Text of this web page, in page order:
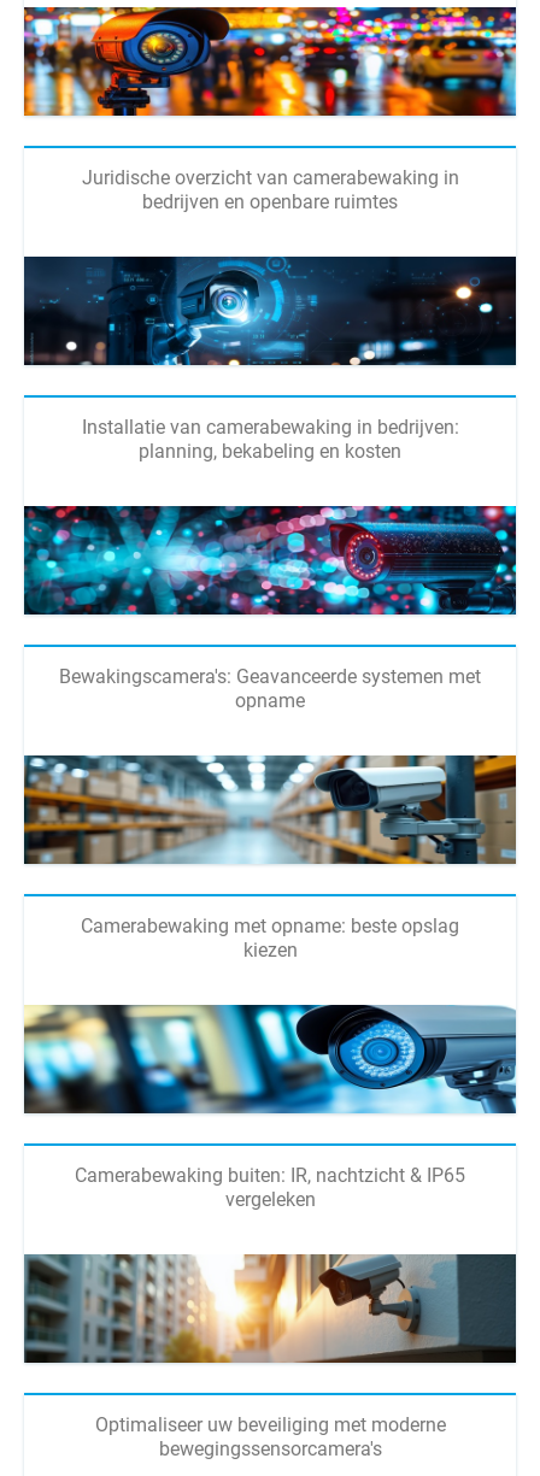
Juridische overzicht van camerabewaking in
bedrijven en openbare ruimtes
Installatie van camerabewaking in bedrijven:
planning, bekabeling en kosten
Bewakingscamera's: Geavanceerde systemen met
opname
Camerabewaking met opname: beste opslag
kiezen
Camerabewaking buiten: IR, nachtzicht & IP65
vergeleken
Optimaliseer uw beveiliging met moderne
bewegingssensorcamera's